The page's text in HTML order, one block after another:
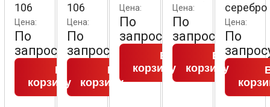
106
Цена:
По
запросу
В
корзину
106
Цена:
По
запросу
В
корзину
Цена:
По
запросу
В
корзину
Цена:
По
запросу
В
корзину
серебро
Цена:
По